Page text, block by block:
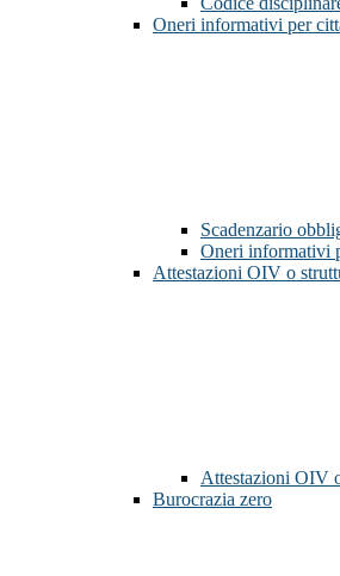
Oneri informativi per
Scadenzario
Oneri informativi
Attestazioni OIV o
Attestazioni OIV
Burocrazia zero